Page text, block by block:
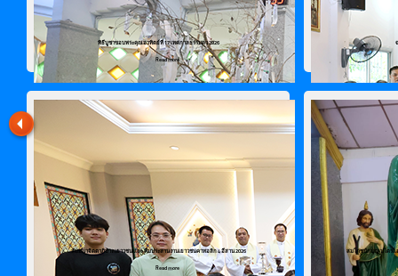
พิธีบูชาขอบพระคุณอาทิตย์ที่ 17 เทศกาลธรรมดา 2026
Read more
สัมมนาจิตตาภิบาลเยาวชน และ ทีมประสานงานเยาวชนคาทอลิก 4 อีสาน 2026
Read more
สมโภชนักบุญเปโตรแ